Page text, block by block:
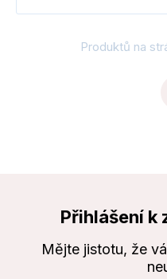
Produktů na
Přihlášení k
Mějte jistotu, že